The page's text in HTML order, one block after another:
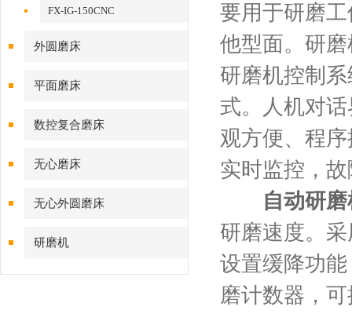
FX-IG-150CNC
外圆磨床
平面磨床
数控复合磨床
无心磨床
无心外圆磨床
研磨机
要用于研磨
他型面。研
研磨机控制
式。人机对
观方便、程
实时监控，
自动研
研磨速度。
设置缓降功
磨计数器，